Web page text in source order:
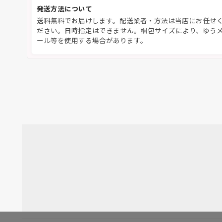
発送方法について
送料無料でお届けします。配送業者・方法は当店にお任せ
ださい。日時指定はできません。梱包サイズにより、ゆう
ール等を使用する場合があります。